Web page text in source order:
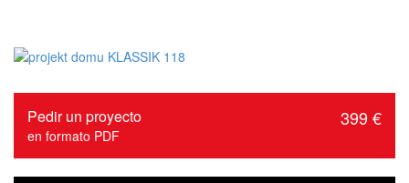
Pedir un proyecto
en formato PDF
399 €